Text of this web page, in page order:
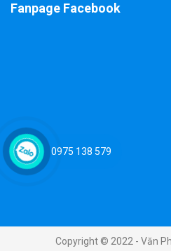
Fanpage Facebook
Copyright © 2022 - Văn
0975 138 579